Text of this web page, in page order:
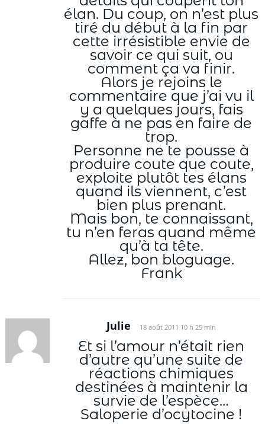
élan. Du coup, on n’est plus
tiré du début à la fin par
cette irrésistible envie de
savoir ce qui suit, ou
comment ça va finir.
Alors je rejoins le
commentaire que j’ai vu il
y a quelques jours, fais
gaffe à ne pas en faire de
trop.
Personne ne te pousse à
produire coute que coute,
exploite plutôt tes élans
quand ils viennent, c’est
bien plus prenant.
Mais bon, te connaissant,
tu n’en feras quand même
qu’à ta tête.
Allez, bon bloguage.
Frank
Julie 18 août 2011 10 h 25 min
Et si l’amour n’était rien
d’autre qu’une suite de
réactions chimiques
destinées à maintenir la
survie de l’espèce…
Saloperie d’ocytocine !